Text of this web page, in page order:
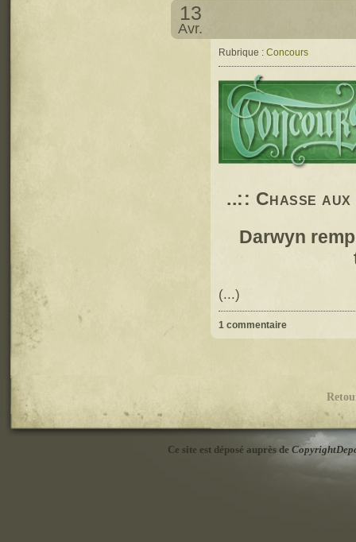
13
Avr.
Rubrique : Concours
..:: Chasse
Darwyn
(...)
1 commentaire
Ce site est déposé auprès de